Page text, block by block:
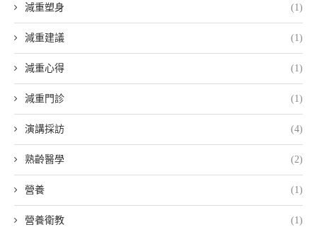
減重塑身 (1)
減重建議 (1)
減重心得 (1)
減重門診 (1)
演講採訪 (4)
熟齡醫學 (2)
營養 (1)
營養衛教 (1)